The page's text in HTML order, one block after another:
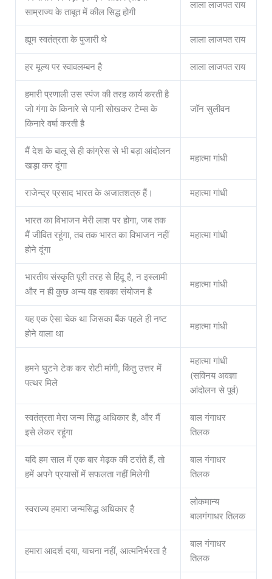
साम्राज्य के ताबूत में कील सिद्ध होगी
लाला लाजपत राय
ह्यूम स्वतंत्रता के पुजारी थे लाला लाजपत राय
हर मूल्य पर स्वावलम्बन है लाला लाजपत राय
हमारी प्रणाली उस स्पंज की तरह कार्य करती है
जो गंगा के किनारे से पानी सोखकर टेम्स के
किनारे वर्षा करती है
जॉन सुलीवन
मैं देश के बालू से ही कांग्रेस से भी बड़ा आंदोलन
खड़ा कर दूंगा
महात्मा गांधी
राजेन्द्र प्रसाद भारत के अजातशत्रु हैं। महात्मा गांधी
भारत का विभाजन मेरी लाश पर होगा, जब तक
मैं जीवित रहूंगा, तब तक भारत का विभाजन नहीं
होने दूंगा
महात्मा गांधी
भारतीय संस्कृति पूरी तरह से हिंदू है, न इस्लामी
और न ही कुछ अन्य वह सबका संयोजन है
महात्मा गांधी
यह एक ऐसा चेक था जिसका बैंक पहले ही नष्ट
होने वाला था
महात्मा गांधी
हमने घुटने टेक कर रोटी मांगी, किंतु उत्तर में
पत्थर मिले
महात्मा गांधी
(सविनय अवज्ञा
आंदोलन से पूर्व)
स्वतंत्रता मेरा जन्म सिद्ध अधिकार है, और मैं
इसे लेकर रहूंगा
बाल गंगाधर
तिलक
यदि हम साल में एक बार मेढ़क की टर्राते हैं, तो
हमें अपने प्रयासों में सफलता नहीं मिलेगी
बाल गंगाधर
तिलक
स्वराज्य हमारा जन्मसिद्ध अधिकार है
लोकमान्य
बालगंगाधर तिलक
हमारा आदर्श दया, याचना नहीं, आत्मनिर्भरता है
बाल गंगाधर
तिलक